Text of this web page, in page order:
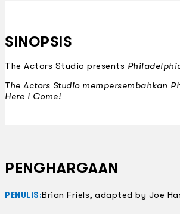
SINOPSIS
The Actors Studio presents
The Actors Studio mempersembahkan
Here I Come!
PENGHARGAAN
PENULIS:Brian Friels, adapted by Joe